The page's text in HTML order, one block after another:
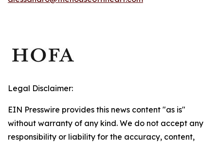
Legal Disclaimer:
EIN Presswire provides this news content "as is"
without warranty of any kind. We do not accept any
responsibility or liability for the accuracy, content,